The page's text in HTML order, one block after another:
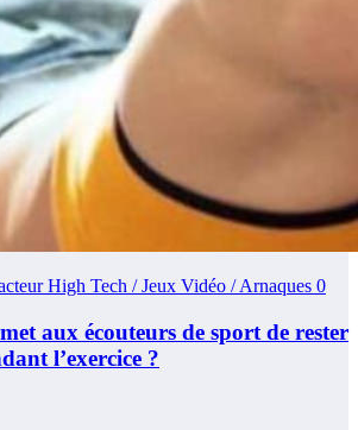
High Tech / Jeux Vidéo / Arnaques 0
aux écouteurs de sport de rester
l’exercice ?